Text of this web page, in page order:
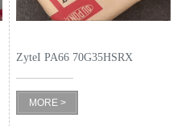
ZyteI PA66 70G35HSRX
BK099
MORE >